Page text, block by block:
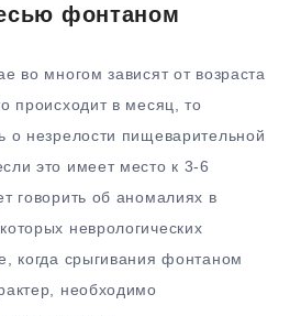
фонтаном
во многом зависят от возраста
происходит в месяц, то
о незрелости пищеварительной
это имеет место к 3-6
говорить об аномалиях в
неврологических
когда срыгивания фонтаном
необходимо